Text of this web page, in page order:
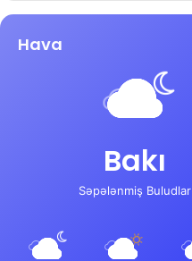
Hava
Bakı
Səpələnmiş Buludlar